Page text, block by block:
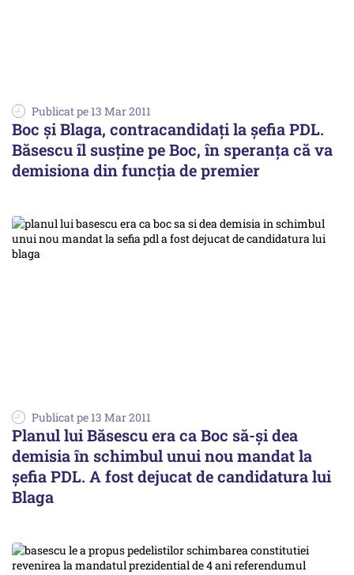
Publicat pe 13 Mar 2011
Boc și Blaga, contracandidați la șefia PDL.
Băsescu îl susține pe Boc, în speranța că va
demisiona din funcția de premier
Publicat pe 13 Mar 2011
Planul lui Băsescu era ca Boc să-și dea
demisia în schimbul unui nou mandat la
șefia PDL. A fost dejucat de candidatura lui
Blaga